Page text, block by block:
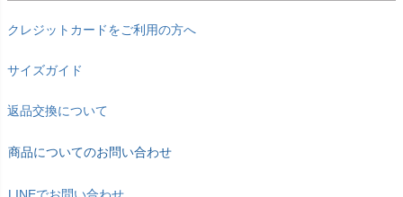
クレジットカードをご利用の方へ
サイズガイド
返品交換について
商品についてのお問い合わせ